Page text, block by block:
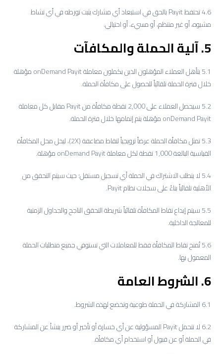
4.6 تحتفظ Payit بالحق في استبعاد أي مشارك يثبت تورطه في أي نشاط
مشبوه، أو غير منتظم، أو مسيء، أو احتيالي.
5. آلية الحملة والمكافآت
5.1 يتأهل العملاء المؤهلون الذين يكملون معاملة onDemand Payit مؤهلة
خلال فترة الحملة تلقائياً للحصول على مكافأة الحملة.
5.2 سيحصل العملاء على 2,000 نقطة مكافأة من Payit مقابل كل معاملة
onDemand Payit مؤهلة يتم إتمامها خلال فترة الحملة.
5.3 تمثل مكافأة الحملة عرضاً ترويجياً لنقاط مضاعفة (2X)، ليحل محل المكافأة
القياسية البالغة 1,000 نقطة لكل معاملة onDemand Payit مؤهلة.
5.4 لا يتطلب الاشتراك في الحملة أي تسجيل مستقل؛ حيث سيتم التحقق من
الأهلية تلقائياً بناءً على سجلات نظام Payit.
5.5 سيتم إيداع نقاط المكافأة تلقائياً شريطة التحقق الناجح والجداول الزمنية
للمعالجة الداخلية.
5.6 تُمنح نقاط المكافأة فقط للمعاملات التي تستوفي جميع متطلبات الحملة
المعمول بها.
6. الشروط العامة
6.1 المشاركة في الحملة طوعية وتخضع لهذه الشروط.
6.2 لا تتحمل Payit المسؤولية عن أي خسارة أو تأخير أو ضرر ينشأ عن المشاركة
في الحملة أو عن قبول أو استخدام أي مكافأة.